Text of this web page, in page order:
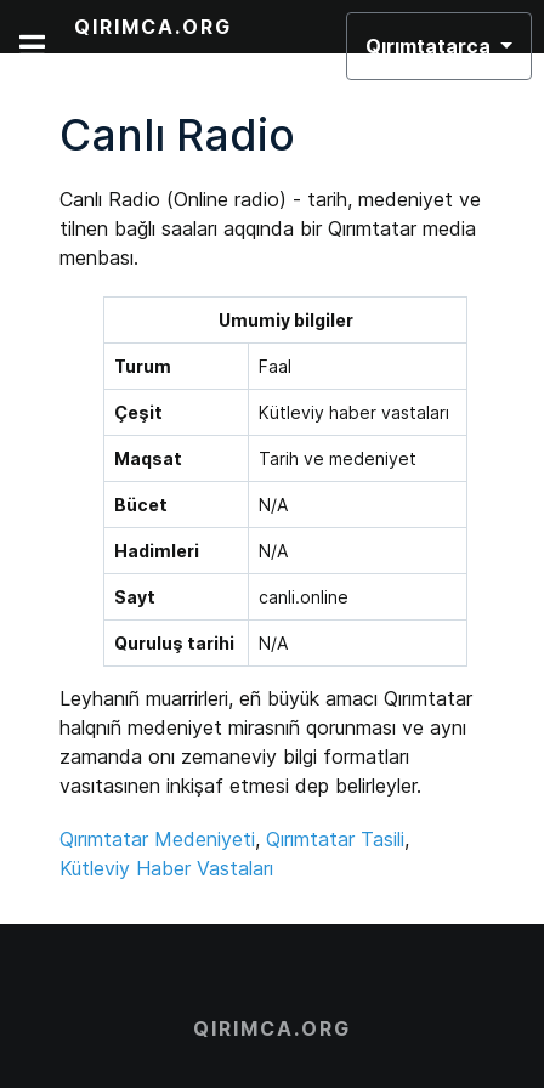
QIRIMCA.ORG
Qırımtatarca
Canlı Radio
Canlı Radio (Online radio) - tarih, medeniyet ve
tilnen bağlı saaları aqqında bir Qırımtatar media
menbası.
Umumiy bilgiler
Turum Faal
Çeşit Kütleviy haber vastaları
Maqsat Tarih ve medeniyet
Bücet N/A
Hadimleri N/A
Sayt canli.online
Quruluş tarihi N/A
Leyhanıñ muarrirleri, eñ büyük amacı Qırımtatar
halqnıñ medeniyet mirasnıñ qorunması ve aynı
zamanda onı zemaneviy bilgi formatları
vasıtasınen inkişaf etmesi dep belirleyler.
Qırımtatar Medeniyeti, Qırımtatar Tasili,
Kütleviy Haber Vastaları
QIRIMCA.ORG